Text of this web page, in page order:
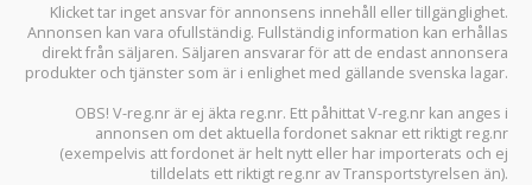
Klicket tar inget ansvar för annonsens innehåll eller tillgänglighet.
Annonsen kan vara ofullständig. Fullständig information kan erhållas
direkt från säljaren. Säljaren ansvarar för att de endast annonsera
produkter och tjänster som är i enlighet med gällande svenska lagar.
OBS! V-reg.nr är ej äkta reg.nr. Ett påhittat V-reg.nr kan anges i
annonsen om det aktuella fordonet saknar ett riktigt reg.nr
(exempelvis att fordonet är helt nytt eller har importerats och ej
tilldelats ett riktigt reg.nr av Transportstyrelsen än).